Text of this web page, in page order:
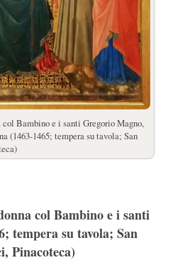
Bambino e i santi Gregorio Magno,
(1463-1465; tempera su tavola; San
col Bambino e i santi
tempera su tavola; San
Pinacoteca)